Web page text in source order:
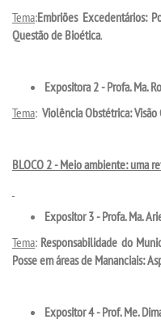
UNIESP NEWS
PORTAL DE PROFESSORES/
Tema:Embriões Excedentários:
Questão de Bioética.
Expositora 2 - Profa. Ma.
Tema: Violência Obstétrica: Visão
BLOCO 2 - Meio ambiente: uma
Expositor 3 - Profa. Ma.
Tema: Responsabilidade do
Posse em áreas de Mananciais:
Expositor 4 - Prof. Me.